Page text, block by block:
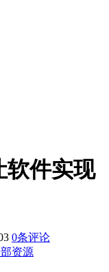
软件实现
0条评论